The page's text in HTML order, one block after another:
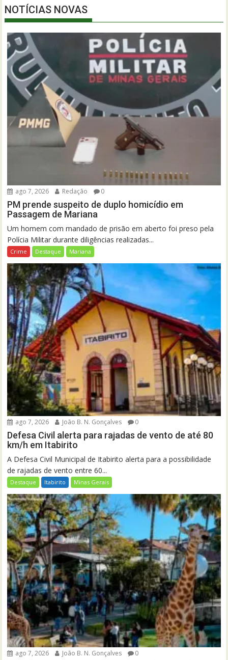
NOTÍCIAS NOVAS
ago 7, 2026 Redação 0
PM prende suspeito de duplo homicídio em
Passagem de Mariana
Um homem com mandado de prisão em aberto foi preso pela
Polícia Militar durante diligências realizadas...
Crime Destaque Mariana
ago 7, 2026 João B. N. Gonçalves 0
Defesa Civil alerta para rajadas de vento de até 80
km/h em Itabirito
A Defesa Civil Municipal de Itabirito alerta para a possibilidade
de rajadas de vento entre 60...
Destaque Itabirito Minas Gerais
ago 7, 2026 João B. N. Gonçalves 0